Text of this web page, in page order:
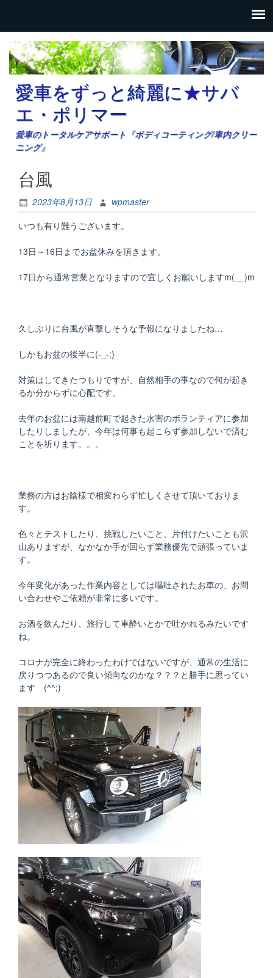
愛車をずっと綺麗に★サバ
エ・ポリマー
愛車のトータルケアサポート『ボディコーティング/車内クリー
ニング』
台風
2023年8月13日
wpmaster
いつも有り難うございます。
13日～16日までお盆休みを頂きます。
17日から通常営業となりますので宜しくお願いしますm(__)m
久しぶりに台風が直撃しそうな予報になりましたね…
しかもお盆の後半に(-_-;)
対策はしてきたつもりですが、自然相手の事なので何が起き
るか分からずに心配です。
去年のお盆には南越前町で起きた水害のボランティアに参加
したりしましたが、今年は何事も起こらず参加しないで済む
ことを祈ります。。。
業務の方はお陰様で相変わらず忙しくさせて頂いておりま
す。
色々とテストしたり、挑戦したいこと、片付けたいことも沢
山ありますが、なかなか手が回らず業務優先で頑張っていま
す。
今年変化があった作業内容としては嘔吐されたお車の、お問
い合わせやご依頼が非常に多いです。
お酒を飲んだり、旅行して車酔いとかで吐かれるみたいです
ね。
コロナが完全に終わったわけではないですが、通常の生活に
戻りつつあるので良い傾向なのかな？？？と勝手に思ってい
ます (^^;)